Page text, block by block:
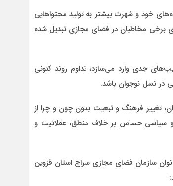
خود و شهرت بیشتر به تولید محتواهایی
برخی مخاطبان در فضای مجازی تبدیل شده
جدی وارد می‌سازد، تداوم روند کنونی
در نسل نوجوان باشد.
تغییر فرهنگ و تبعیت بدون چون و چرا از
و سیاسی حساس بر خلاف منطق، عقلانیت و
سازمان فضای مجازی سراج استان قزوین